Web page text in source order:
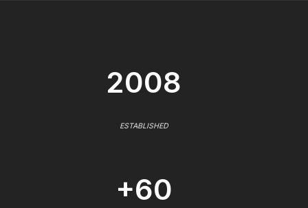
2008
ESTABLISHED
+60